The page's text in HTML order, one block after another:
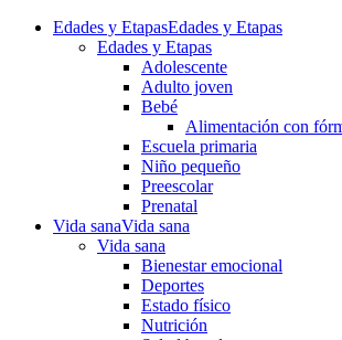
Edades y EtapasEdades y Etapas
Edades y Etapas
Adolescente
Adulto joven
Bebé
Alimentación con
Escuela primaria
Niño pequeño
Preescolar
Prenatal
Vida sanaVida sana
Vida sana
Bienestar emocional
Deportes
Estado físico
Nutrición